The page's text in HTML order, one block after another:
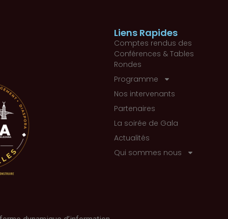
Liens Rapides
Comptes rendus des
Conférences & Tables
Rondes
Programme
Nos intervenants
Partenaires
La soirée de Gala
Actualités
Qui sommes nous